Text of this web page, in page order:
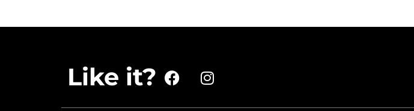
Like it?